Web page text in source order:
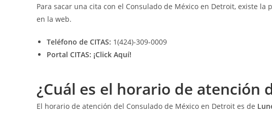
Para sacar una cita con el Consulado de México en Detroit, existe
en la web.
Teléfono de CITAS: 1(424)-309-0009
Portal CITAS: ¡Click Aquí!
¿Cuál es el horario de atención
El horario de atención del Consulado de México en Detroit es de